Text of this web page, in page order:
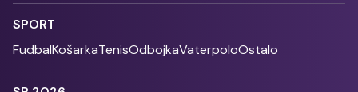
SPORT
FudbalKošarkaTenisOdbojkaVaterpoloOstalo